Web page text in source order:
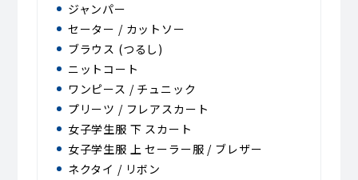
ジャンパー
セーター / カットソー
ブラウス (つるし)
ニットコート
ワンピース / チュニック
プリーツ / フレアスカート
女子学生服 下 スカート
女子学生服 上 セーラー服 / ブレザー
ネクタイ / リボン